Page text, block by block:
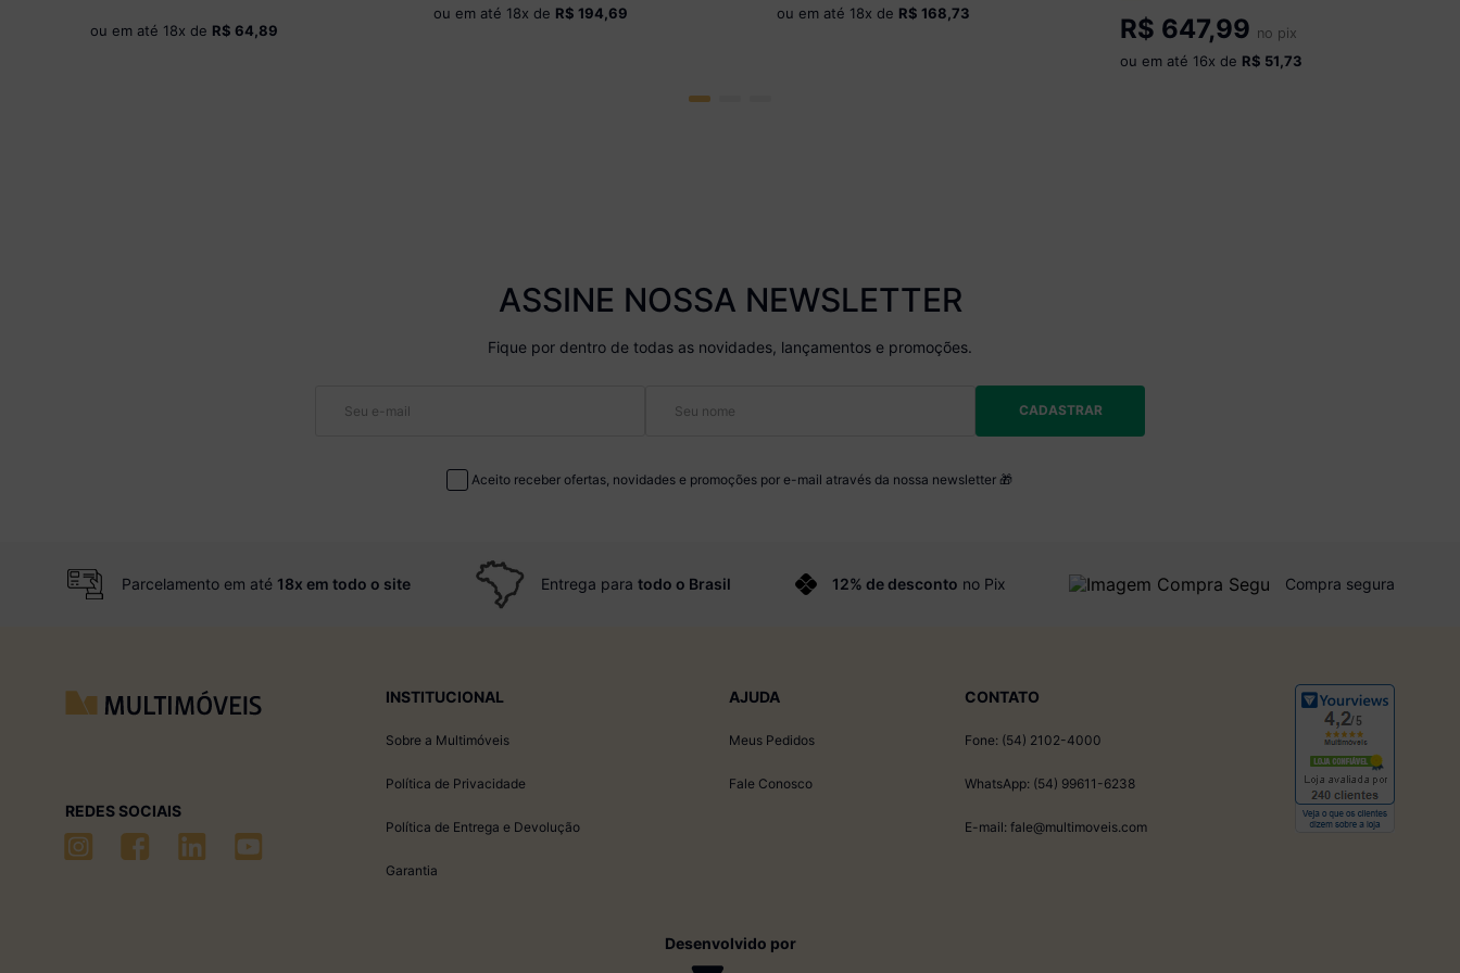
ou em até 18x de R$ 64,89
ou em até 18x de R$ 194,69 ou em até 18x de R$ 168,73
R$ 647,99 no pix
ou em até 16x de R$ 51,73
ASSINE NOSSA NEWSLETTER
Fique por dentro de todas as novidades, lançamentos e promoções.
CADASTRAR
Aceito receber ofertas, novidades e promoções por e-mail através da nossa newsletter 🎁
Parcelamento em até 18x em todo o site Entrega paratodo o Brasil 12% de desconto no Pix Compra segura
REDES SOCIAIS
INSTITUCIONAL
Sobre a Multimóveis
Política de Privacidade
Política de Entrega e Devolução
Garantia
AJUDA
Meus Pedidos
Fale Conosco
CONTATO
Fone: (54) 2102-4000
WhatsApp: (54) 99611-6238
E-mail: fale@multimoveis.com
Desenvolvido por